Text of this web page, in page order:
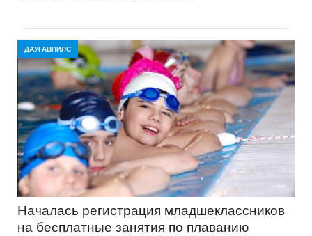
ДАУГАВПИЛС
Началась регистрация младшеклассников
на бесплатные занятия по плаванию